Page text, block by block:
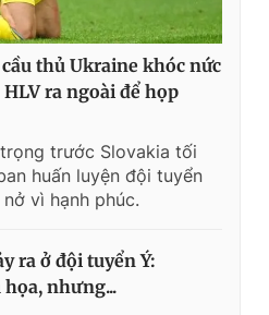
thủ Ukraine khóc nức
ra ngoài để họp
trước Slovakia tối
huấn luyện đội tuyển
vì hạnh phúc.
ra ở đội tuyển Ý:
nhưng...